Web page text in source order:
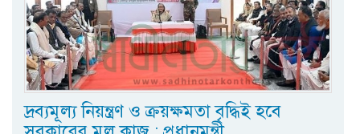
দ্রব্যমূল্য নিয়ন্ত্রণ ও ক্রয়ক্ষমতা বৃদ্ধিই হবে